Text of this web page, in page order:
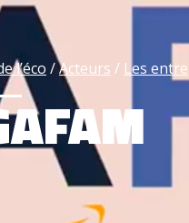
l’éco Acteurs Les